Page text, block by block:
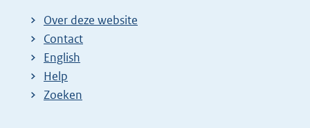
Over deze website
Contact
English
Help
Zoeken